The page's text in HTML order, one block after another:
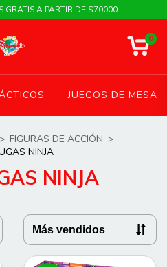
GRATIS A PARTIR DE $70000
0
JUEGOS DE MESA
> FIGURAS DE ACCIÓN >
NINJA
NINJA